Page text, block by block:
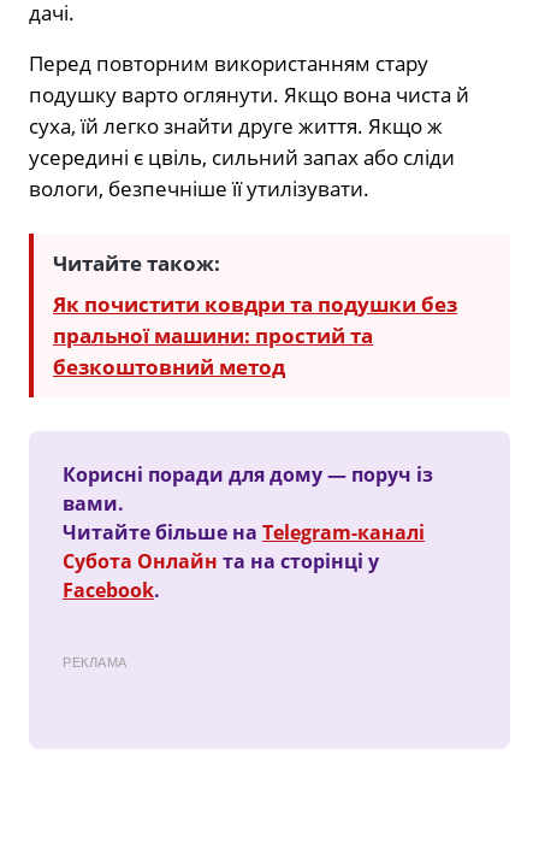
дачі.
Перед повторним використанням стару
подушку варто оглянути. Якщо вона чиста й
суха, їй легко знайти друге життя. Якщо ж
усередині є цвіль, сильний запах або сліди
вологи, безпечніше її утилізувати.
Читайте також:
Як почистити ковдри та подушки без
пральної машини: простий та
безкоштовний метод
Корисні поради для дому — поруч із
вами.
Читайте більше на Telegram-каналі
Субота Онлайн та на сторінці у
Facebook.
РЕКЛАМА